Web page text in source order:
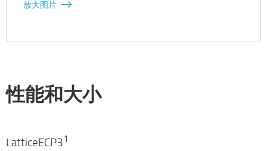
放大图片
性能和大小
LatticeECP31